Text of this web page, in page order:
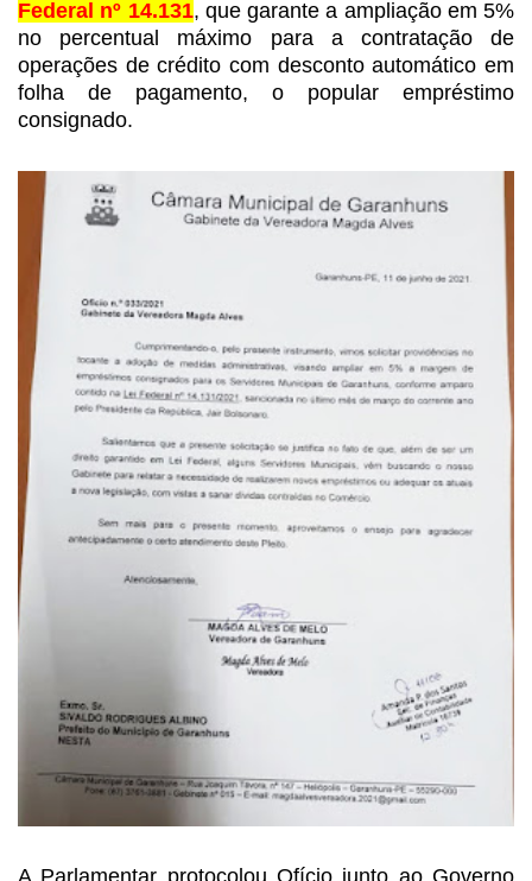
Federal nº 14.131, que garante a ampliaçãoem 5%
no percentual máximo para a contratação de
operações de crédito com desconto automático em
folha de pagamento, o popular empréstimo
consignado.
A Parlamentar protocolou Ofício junto ao Governo